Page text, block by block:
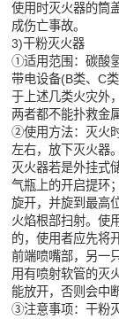
使用时灭火器的筒
成伤亡事故。
3)干粉灭火器
①适用范围：碳酸
带电设备(B类、C
于上述几类火灾外
两者都不能扑救金
②使用方法：灭火
左右，放下灭火器
灭火器若是外挂式
气瓶上的开启提环
旋开，并旋到最高
火焰根部扫射。使
的，使用者应先将
前端喷嘴部，另一
用有喷射软管的灭
能放开，否则会中
③注意事项：干粉